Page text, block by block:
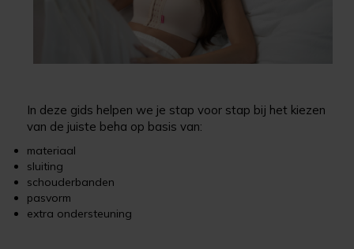
In deze gids helpen we je stap voor stap bij het kiezen
van de juiste beha op basis van:
materiaal
sluiting
schouderbanden
pasvorm
extra ondersteuning